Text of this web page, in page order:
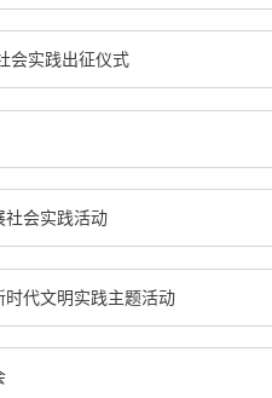
会实践出征仪式
社会实践活动
时代文明实践主题活动